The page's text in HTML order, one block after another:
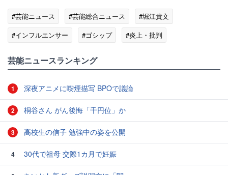
#芸能ニュース #芸能総合ニュース
#堀江貴文
#インフルエンサー
#ゴシップ
#炎上・批判
芸能ニュースランキング
1 深夜アニメに喫煙描写 BPOで議論
2 桐谷さん がん後悔「千円位」か
3 高校生の信子 勉強中の姿を公開
4 30代で祖母 交際1カ月で妊娠